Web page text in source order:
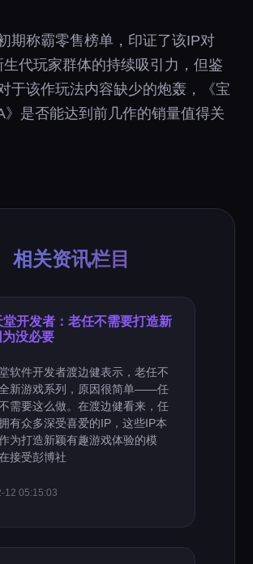
期称霸零售榜单，印证了该IP对
代玩家群体的持续吸引力，但鉴
于该作玩法内容缺少的炮轰，《宝
》是否能达到前几作的销量值得关
相关资讯栏目
堂开发者：老任不需要打造新
为没必要
软件开发者渡边健表示，老任不
新游戏系列，原因很简单——任
需要这么做。在渡边健看来，任
有众多深受喜爱的IP，这些IP本
为打造新颖有趣游戏体验的模
接受彭博社
12 05:15:03